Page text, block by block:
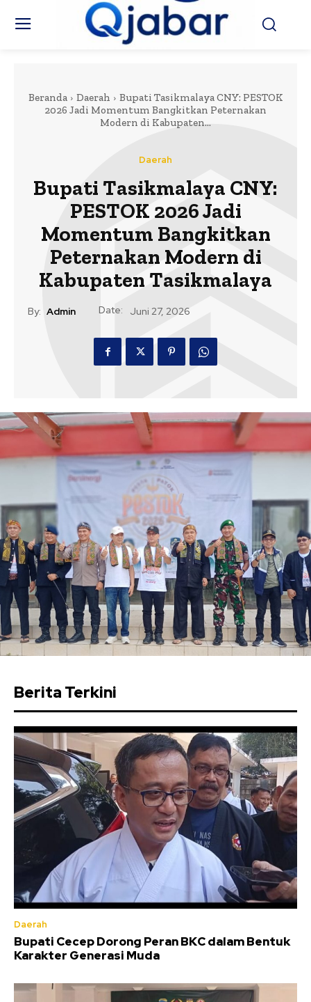
Beranda Daerah
Bupati Tasikmalaya CNY: PESTOK
2026 Jadi Momentum Bangkitkan Peternakan
Modern di Kabupaten...
Daerah
Bupati Tasikmalaya CNY:
PESTOK 2026 Jadi
Momentum Bangkitkan
Peternakan Modern di
Kabupaten Tasikmalaya
By: Admin Date: Juni 27, 2026
Berita Terkini
Daerah
Bupati Cecep Dorong Peran BKC dalam Bentuk
Karakter Generasi Muda